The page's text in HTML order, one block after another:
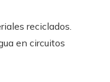
reciclados.
en circuitos